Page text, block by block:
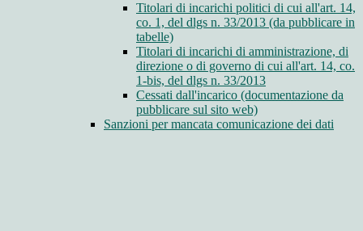
Titolari di incarichi politici di cui all'art. 14,
co. 1, del dlgs n. 33/2013 (da pubblicare in
tabelle)
Titolari di incarichi di amministrazione, di
direzione o di governo di cui all'art. 14, co.
1-bis, del dlgs n. 33/2013
Cessati dall'incarico (documentazione da
pubblicare sul sito web)
Sanzioni per mancata comunicazione dei dati